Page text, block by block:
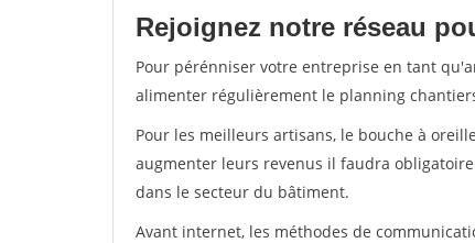
Rejoignez notre réseau
Pour pérénniser votre entreprise en tant
alimenter régulièrement le planning
Pour les meilleurs artisans, le bouche à
augmenter leurs revenus il faudra
dans le secteur du bâtiment.
Avant internet, les méthodes de